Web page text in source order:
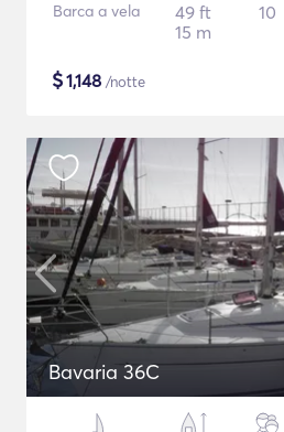
Barca a vela
49 ft
15 m
10
$1,148 /notte
Bavaria 36C